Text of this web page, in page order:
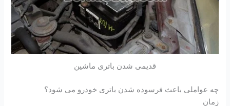
قدیمی شدن باتری ماشین
چه عواملی باعث فرسوده شدن باتری خودرو می شود؟
زمان